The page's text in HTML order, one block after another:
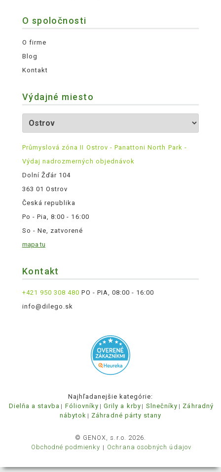
O spoločnosti
O firme
Blog
Kontakt
Výdajné miesto
Průmyslová zóna II Ostrov - Panattoni North Park -
Výdaj nadrozmerných objednávok
Dolní Žďár 104
363 01 Ostrov
Česká republika
Po - Pia, 8:00 - 16:00
So - Ne, zatvorené
mapa tu
Kontakt
+421 950 308 480 PO - PIA, 08:00 - 16:00
info@dilego.sk
Najhľadanejšie kategórie:
Dielňa a stavba
Fóliovníky Grily a krby Slnečníky
Záhradný
nábytok
Záhradné párty stany
© GENOX, s.r.o. 2026.
Obchodné podmienky
Ochrana osobných údajov